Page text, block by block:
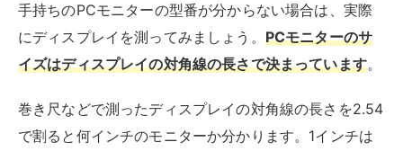
手持ちのPCモニターの型番が分からない場合は、実際
にディスプレイを測ってみましょう。 PCモニターのサ
イズはディスプレイの対角線の長さで決まっています。
巻き尺などで測ったディスプレイの対角線の長さを2.54
で割ると何インチのモニターか分かります。1インチは